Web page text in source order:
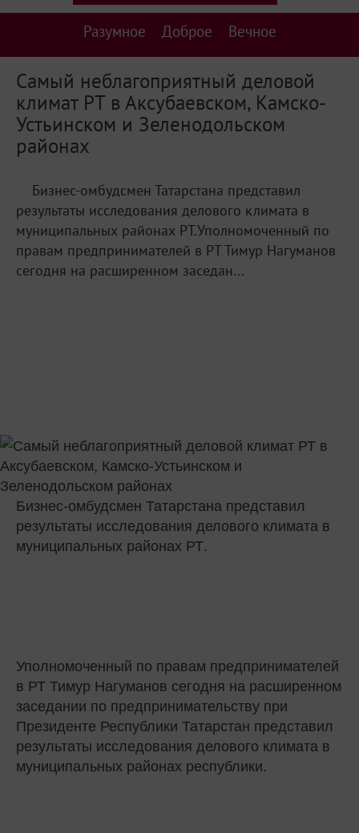
Разумное Доброе Вечное
Самый неблагоприятный деловой
климат РТ в Аксубаевском, Камско-
Устьинском и Зеленодольском
районах
Бизнес-омбудсмен Татарстана представил
результаты исследования делового климата в
муниципальных районах РТ.Уполномоченный по
правам предпринимателей в РТ Тимур Нагуманов
сегодня на расширенном заседан...
Бизнес-омбудсмен Татарстана представил
результаты исследования делового климата в
муниципальных районах РТ.
Уполномоченный по правам предпринимателей
в РТ Тимур Нагуманов сегодня на расширенном
заседании по предпринимательству при
Президенте Республики Татарстан представил
результаты исследования делового климата в
муниципальных районах республики.